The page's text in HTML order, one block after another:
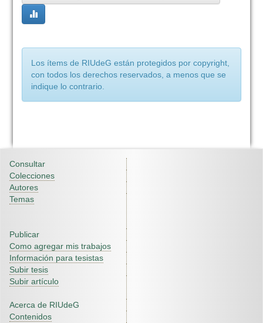
Los ítems de RIUdeG están protegidos por copyright,
con todos los derechos reservados, a menos que se
indique lo contrario.
Consultar
Colecciones
Autores
Temas
Publicar
Como agregar mis trabajos
Información para tesistas
Subir tesis
Subir artículo
Acerca de RIUdeG
Contenidos